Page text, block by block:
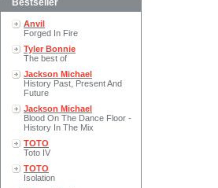
Bestseller
Anvil
Forged In Fire
Tyler Bonnie
The best of
Jackson Michael
History Past, Present And
Future
Jackson Michael
Blood On The Dance Floor -
History In The Mix
TOTO
Toto IV
TOTO
Isolation